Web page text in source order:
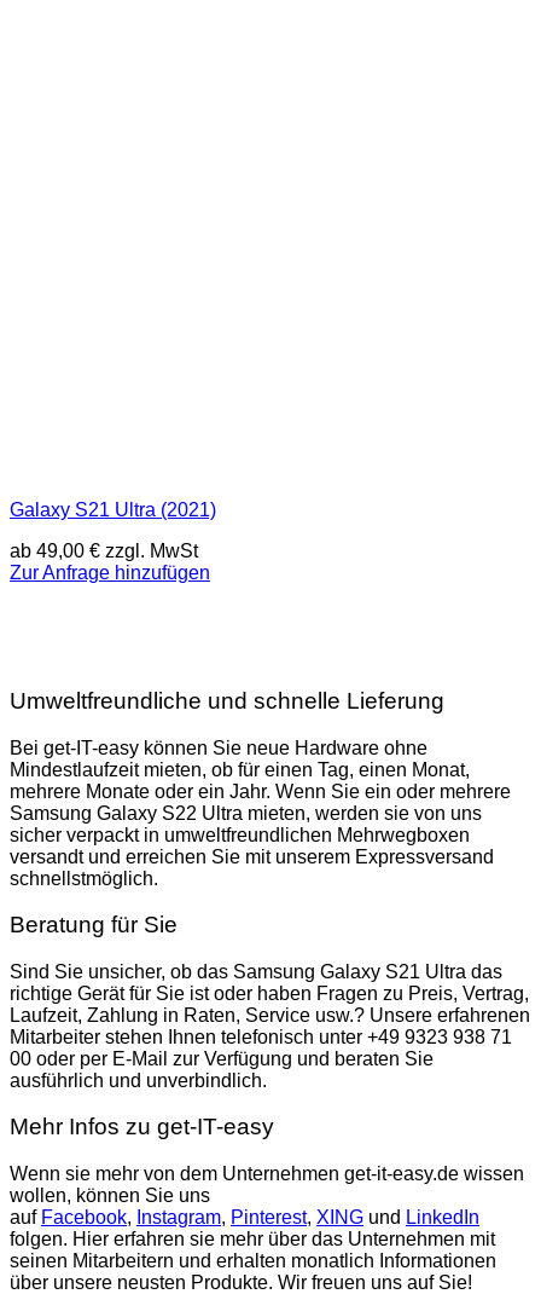
Galaxy S21 Ultra (2021)
ab 49,00 € zzgl. MwSt
Zur Anfrage hinzufügen
Umweltfreundliche und schnelle Lieferung
Bei get-IT-easy können Sie neue Hardware ohne
Mindestlaufzeit mieten, ob für einen Tag, einen Monat,
mehrere Monate oder ein Jahr. Wenn Sie ein oder mehrere
Samsung Galaxy S22 Ultra mieten, werden sie von uns
sicher verpackt in umweltfreundlichen Mehrwegboxen
versandt und erreichen Sie mit unserem Expressversand
schnellstmöglich.
Beratung für Sie
Sind Sie unsicher, ob das Samsung Galaxy S21 Ultra das
richtige Gerät für Sie ist oder haben Fragen zu Preis, Vertrag,
Laufzeit, Zahlung in Raten, Service usw.? Unsere erfahrenen
Mitarbeiter stehen Ihnen telefonisch unter +49 9323 938 71
00 oder per E-Mail zur Verfügung und beraten Sie
ausführlich und unverbindlich.
Mehr Infos zu get-IT-easy
Wenn sie mehr von dem Unternehmen get-it-easy.de wissen
wollen, können Sie uns
auf Facebook, Instagram, Pinterest, XING und LinkedIn
folgen. Hier erfahren sie mehr über das Unternehmen mit
seinen Mitarbeitern und erhalten monatlich Informationen
über unsere neusten Produkte. Wir freuen uns auf Sie!